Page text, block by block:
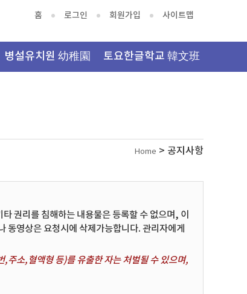
홈 로그인 회원가입 사이트맵
병설유치원 幼稚園 토요한글학교 韓文班
Home > 공지사항
권리를 침해하는 내용물은 등록할 수 없으며, 이
동영상은 요청시에 삭제가능합니다. 관리자에게
소,혈액형 등)를 유출한 자는 처벌될 수 있으며,